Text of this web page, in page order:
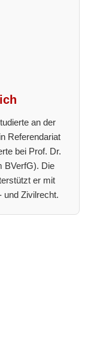
an der
Referendariat
bei Prof. Dr.
BVerfG). Die
er mit
und Zivilrecht.